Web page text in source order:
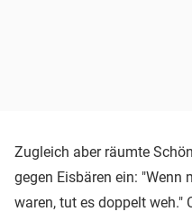
Zugleich aber räumte
gegen Eisbären ein: "Wenn
waren, tut es doppelt weh."